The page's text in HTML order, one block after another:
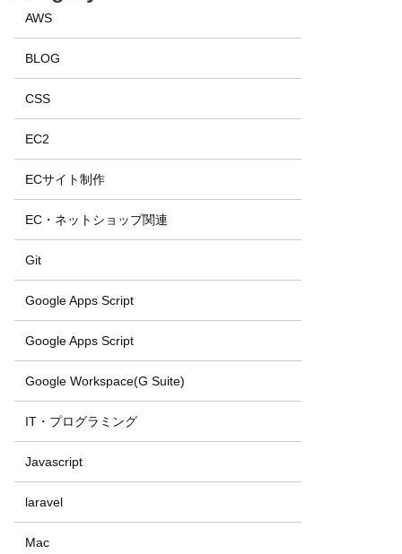
AWS
BLOG
CSS
EC2
ECサイト制作
EC・ネットショップ関連
Git
Google Apps Script
Google Apps Script
Google Workspace(G Suite)
IT・プログラミング
Javascript
laravel
Mac